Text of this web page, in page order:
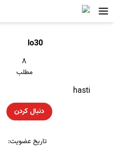
lo30
۸
مطلب
hasti
دنبال کردن
تاریخ عضویت: